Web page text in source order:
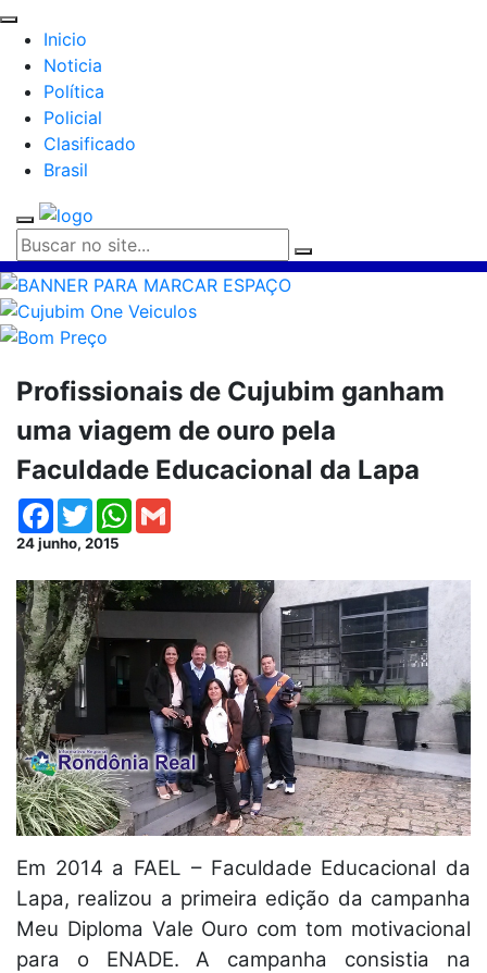
Inicio
Noticia
Política
Policial
Clasificado
Brasil
Profissionais de Cujubim ganham
uma viagem de ouro pela
Faculdade Educacional da Lapa
Facebook
TwitterWhatsApp
24 junho, 2015
Em 2014 a FAEL – Faculdade Educacional da
Lapa, realizou a primeira edição da campanha
Meu Diploma Vale Ouro com tom motivacional
para o ENADE. A campanha consistia na